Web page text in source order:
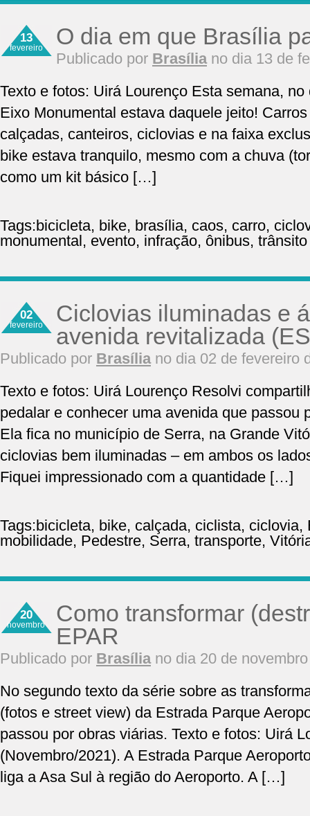
13
fevereiro O dia em que Brasília
Publicado por Brasíliano dia 13 de
Texto e fotos: Uirá Lourenço Esta semana,
Eixo Monumental estava daquele jeito!
calçadas, canteiros, ciclovias e na faixa
bike estava tranquilo, mesmo com a chuva
como um kit básico […]
Tags:bicicleta, bike, brasília, caos, carro,
monumental, evento, infração, ônibus, trânsito
02
fevereiro
Ciclovias iluminadas e
avenida revitalizada
Publicado por Brasíliano dia 02 de fevereiro
Texto e fotos: Uirá Lourenço Resolvi
pedalar e conhecer uma avenida que passou
Ela fica no município de Serra, na Grande
ciclovias bem iluminadas – em ambos os
Fiquei impressionado com a quantidade […]
Tags:bicicleta, bike, calçada, ciclista, ciclovia,
mobilidade, Pedestre, Serra, transporte,
20
novembro
Como transformar
EPAR
Publicado por Brasíliano dia 20 de
No segundo texto da série sobre as
(fotos e street view) da Estrada Parque
passou por obras viárias. Texto e fotos: Uirá
(Novembro/2021). A Estrada Parque
liga a Asa Sul à região do Aeroporto. A […]